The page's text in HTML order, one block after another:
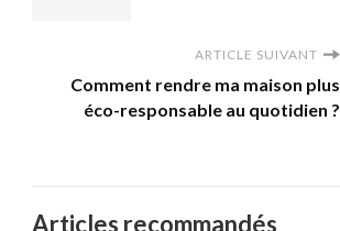
ARTICLE SUIVANT
Comment rendre ma maison plus
éco-responsable au quotidien ?
Articles recommandés